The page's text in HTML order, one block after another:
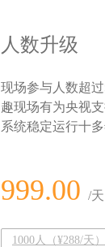
人数升级
现场参与人数超
趣现场有为央视
系统稳定运行十
999.00 /天
1000人（¥288/天）